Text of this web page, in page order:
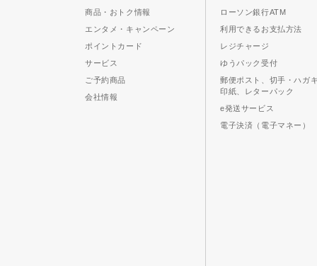
商品・おトク情報
エンタメ・キャンペーン
ポイントカード
サービス
ご予約商品
会社情報
ローソン銀行ATM
利用できるお支払方法
レジチャージ
ゆうパック受付
郵便ポスト、切手・ハガ
印紙、レターパック
e発送サービス
電子決済（電子マネー）